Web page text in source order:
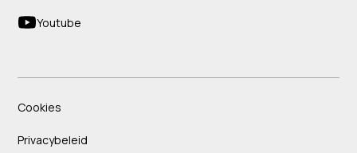
Youtube
Cookies
Privacybeleid